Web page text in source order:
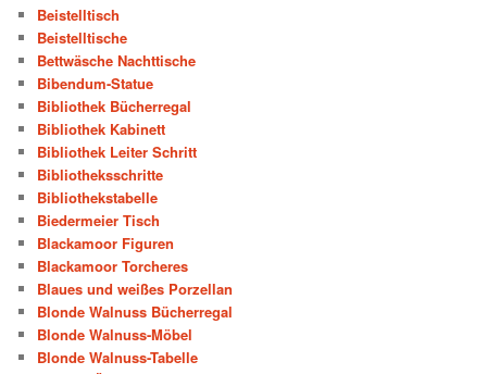
Beistelltisch
Beistelltische
Bettwäsche Nachttische
Bibendum-Statue
Bibliothek Bücherregal
Bibliothek Kabinett
Bibliothek Leiter Schritt
Bibliotheksschritte
Bibliothekstabelle
Biedermeier Tisch
Blackamoor Figuren
Blackamoor Torcheres
Blaues und weißes Porzellan
Blonde Walnuss Bücherregal
Blonde Walnuss-Möbel
Blonde Walnuss-Tabelle